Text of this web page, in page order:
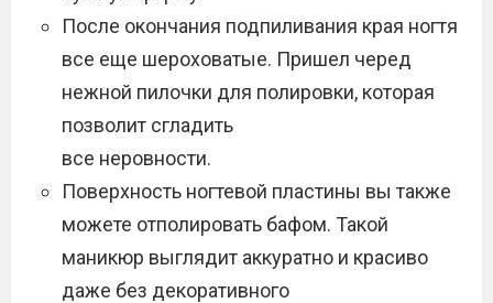
После окончания подпиливания края ногтя
все еще шероховатые. Пришел черед
нежной пилочки для полировки, которая
позволит сгладить
все неровности.
Поверхность ногтевой пластины вы также
можете отполировать бафом. Такой
маникюр выглядит аккуратно и красиво
даже без декоративного